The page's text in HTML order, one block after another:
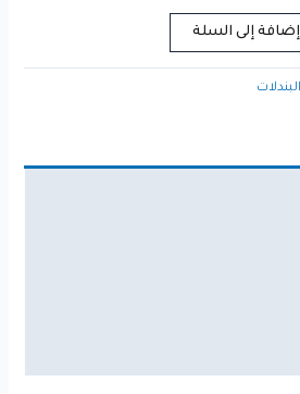
إضافة إلى السلة
البندلات